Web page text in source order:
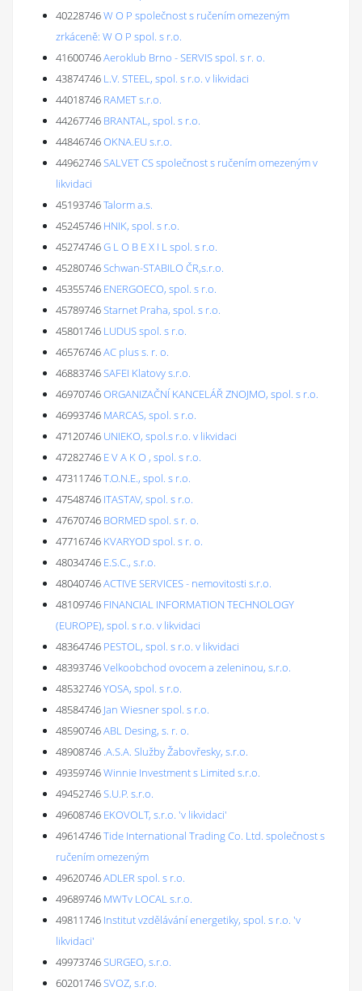
40228746W O P společnost s ručením omezeným
zrkáceně: W O P spol. s r.o.
41600746Aeroklub Brno - SERVIS spol. s r. o.
43874746 L.V. STEEL, spol. s r.o. v likvidaci
44018746 RAMET s.r.o.
44267746 BRANTAL, spol. s r.o.
44846746OKNA.EU s.r.o.
44962746SALVET CS společnost s ručením omezeným v
likvidaci
45193746Talorm a.s.
45245746 HNIK, spol. s r.o.
45274746G L O B E X I L spol. s r.o.
45280746Schwan-STABILO ČR,s.r.o.
45355746 ENERGOECO, spol. s r.o.
45789746Starnet Praha, spol. s r.o.
45801746 LUDUS spol. s r.o.
46576746AC plus s. r. o.
46883746SAFEI Klatovy s.r.o.
46970746ORGANIZAČNÍ KANCELÁŘ ZNOJMO, spol. s r.o.
46993746 MARCAS, spol. s r.o.
47120746 UNIEKO, spol.s r.o. v likvidaci
47282746 E V A K O , spol. s r.o.
47311746T.O.N.E., spol. s r.o.
47548746 ITASTAV, spol. s r.o.
47670746 BORMED spol. s r. o.
47716746 KVARYOD spol. s r. o.
48034746 E.S.C., s.r.o.
48040746ACTIVE SERVICES - nemovitosti s.r.o.
48109746 FINANCIAL INFORMATION TECHNOLOGY
(EUROPE), spol. s r.o. v likvidaci
48364746 PESTOL, spol. s r.o. v likvidaci
48393746Velkoobchod ovocem a zeleninou, s.r.o.
48532746YOSA, spol. s r.o.
48584746 Jan Wiesner spol. s r.o.
48590746ABL Desing, s. r. o.
48908746 .A.S.A. Služby Žabovřesky, s.r.o.
49359746Winnie Investment s Limited s.r.o.
49452746S.U.P. s.r.o.
49608746 EKOVOLT, s.r.o. 'v likvidaci'
49614746Tide International Trading Co. Ltd. společnost s
ručením omezeným
49620746ADLER spol. s r.o.
49689746 MWTv LOCAL s.r.o.
49811746 Institut vzdělávání energetiky, spol. s r.o. 'v
likvidaci'
49973746SURGEO, s.r.o.
60201746SVOZ, s.r.o.